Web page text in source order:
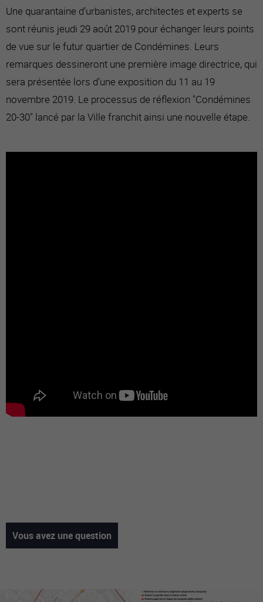
Une quarantaine d’urbanistes, architectes et experts se
sont réunis jeudi 29 août 2019 pour échanger leurs points
de vue sur le futur quartier de Condémines. Leurs
remarques dessineront une première image directrice, qui
sera présentée lors d’une exposition du 11 au 19
novembre 2019. Le processus de réflexion "Condémines
20-30" lancé par la Ville franchit ainsi une nouvelle étape.
Vous avez une question